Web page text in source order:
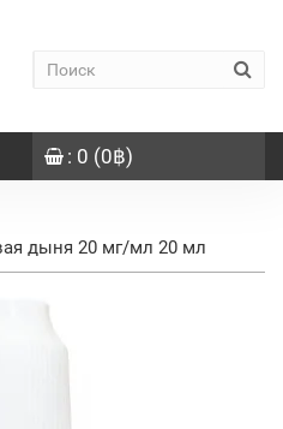
: 0 (0฿)
дыня 20 мг/мл 20 мл